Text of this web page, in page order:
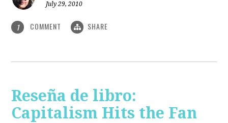
July 29, 2010
1 COMMENT SHARE
Reseña de libro:
Capitalism Hits the Fan